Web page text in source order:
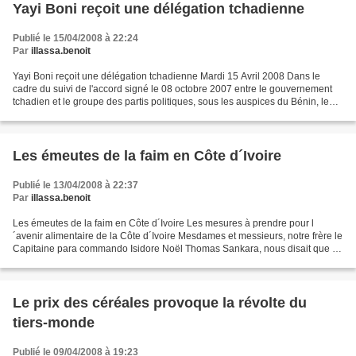
Yayi Boni reçoit une délégation tchadienne
Publié le 15/04/2008 à 22:24
Par illassa.benoit
Yayi Boni reçoit une délégation tchadienne Mardi 15 Avril 2008 Dans le
cadre du suivi de l'accord signé le 08 octobre 2007 entre le gouvernement
tchadien et le groupe des partis politiques, sous les auspices du Bénin, le
Les émeutes de la faim en Côte d´Ivoire
Publié le 13/04/2008 à 22:37
Par illassa.benoit
Les émeutes de la faim en Côte d´Ivoire Les mesures à prendre pour l
´avenir alimentaire de la Côte d´Ivoire Mesdames et messieurs, notre frère le
Capitaine para commando Isidore Noël Thomas Sankara, nous disait que :
Le prix des céréales provoque la révolte du
tiers-monde
Publié le 09/04/2008 à 19:23